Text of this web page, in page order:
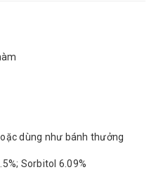
dùng như bánh thưởng
Sorbitol 6.09%